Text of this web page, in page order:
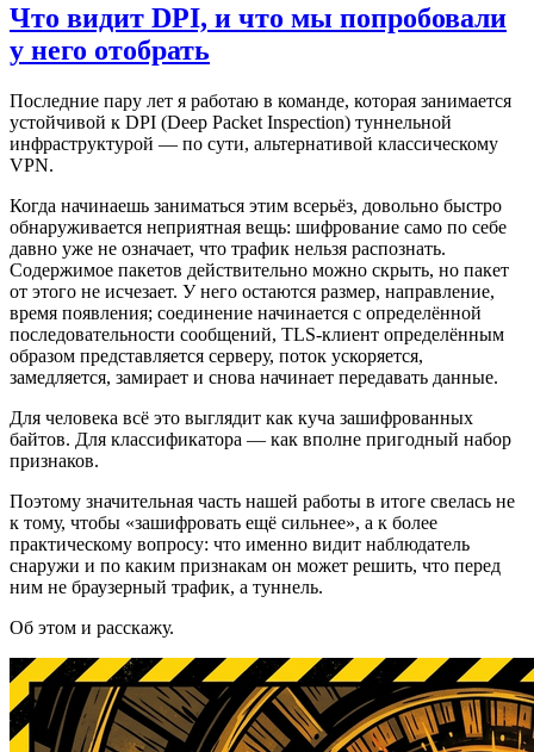
Что видит DPI, и что мы попробовали
у него отобрать
Последние пару лет я работаю в команде, которая занимается
устойчивой к DPI (Deep Packet Inspection) туннельной
инфраструктурой — по сути, альтернативой классическому
VPN.
Когда начинаешь заниматься этим всерьёз, довольно быстро
обнаруживается неприятная вещь: шифрование само по себе
давно уже не означает, что трафик нельзя распознать.
Содержимое пакетов действительно можно скрыть, но пакет
от этого не исчезает. У него остаются размер, направление,
время появления; соединение начинается с определённой
последовательности сообщений, TLS-клиент определённым
образом представляется серверу, поток ускоряется,
замедляется, замирает и снова начинает передавать данные.
Для человека всё это выглядит как куча зашифрованных
байтов. Для классификатора — как вполне пригодный набор
признаков.
Поэтому значительная часть нашей работы в итоге свелась не
к тому, чтобы «зашифровать ещё сильнее», а к более
практическому вопросу: что именно видит наблюдатель
снаружи и по каким признакам он может решить, что перед
ним не браузерный трафик, а туннель.
Об этом и расскажу.